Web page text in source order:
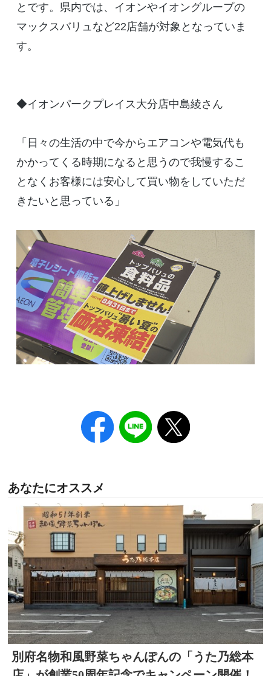
とです。県内では、イオンやイオングループの
マックスバリュなど22店舗が対象となっていま
す。
◆イオンパークプレイス大分店中島綾さん
「日々の生活の中で今からエアコンや電気代も
かかってくる時期になると思うので我慢するこ
となくお客様には安心して買い物をしていただ
きたいと思っている」
あなたにオススメ
別府名物和風野菜ちゃんぽんの「うた乃総本